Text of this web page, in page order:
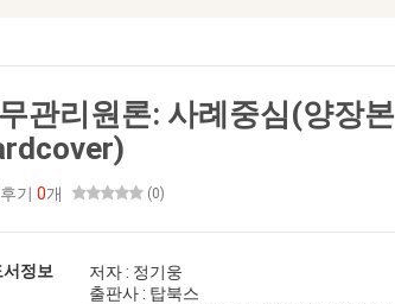
관리원론: 사례중심(양장본
기 0개 (0)
서정보
저자 : 정기웅
출판사 : 탑북스